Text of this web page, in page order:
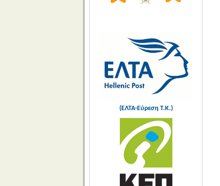
(ΕΛΤΑ-Εύρεση Τ.Κ.)